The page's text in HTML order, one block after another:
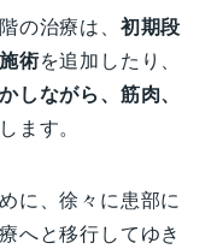
の治療は、 初期段
術を追加したり、
しながら、筋肉、
ます。
に、徐々に患部に
へと移行してゆき